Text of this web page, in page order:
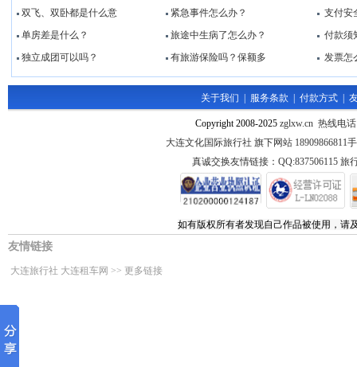
双飞、双卧都是什么意
单房差是什么？
独立成团可以吗？
紧急事件怎么办？
旅途中生病了怎么办？
有旅游保险吗？保额多
支付安
付款须
发票怎
关于我们 服务条款 付款方式
Copyright 2008-2025 zglxw.cn 热线电
大连文化国际旅行社 旗下网站 18909866811
真诚交换友情链接：QQ:837506115 旅
如有版权所有者发现自己作品被使用，请
友情链接
大连旅行社 大连租车网 >> 更多链接